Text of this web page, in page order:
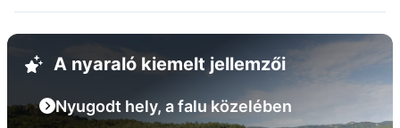
A nyaraló kiemelt jellemzői
Nyugodt hely, a falu közelében